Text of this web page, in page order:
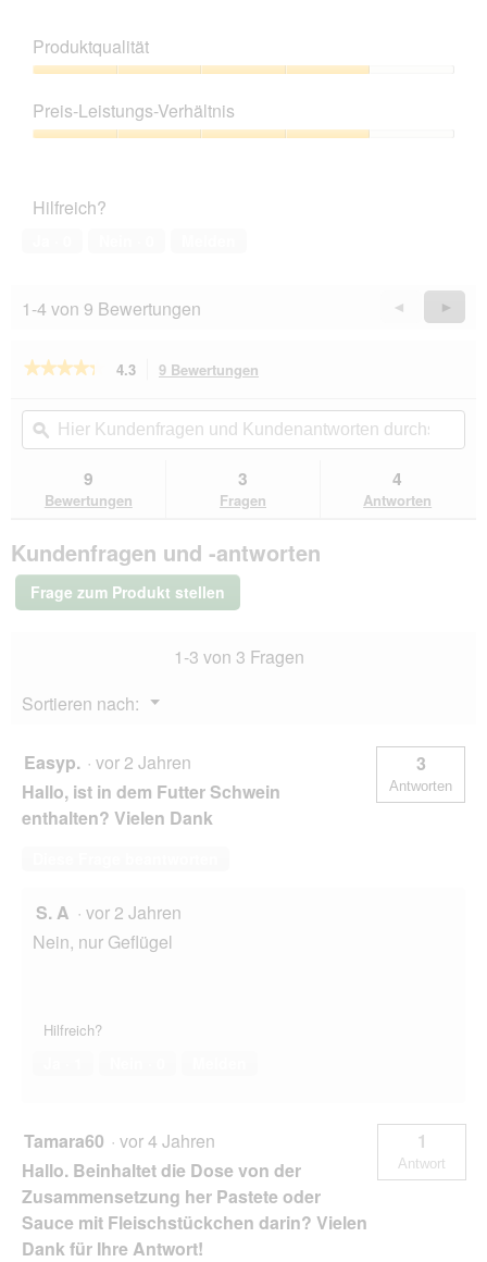
Produktqualität
4
von
5
Preis-Leistungs-Verhältnis
4
Hilfreich?
1-4 von 9 Bewertungen
Zurück
Reviews
◄
Weiter
►
★★★★★
★★★★★
5
lesen
MAC's
Katze,
Urinary,
Huhn
4.3 9 Bewertungen
Aktion
navigierst
du
den
Bewertungen.
Hier
Kundenfragen
und
Kundenantworten
durchsuchen
ϙ
9
Bewertungen
3
Fragen
4
Antworten
Kundenfragen und -antworten
Frage zum Produkt stellen
1-3 von 3 Fragen
Sortieren nach:
▼
Menü
Easyp. · vor 2 Jahren
Hallo, ist in dem Futter Schwein
enthalten? Vielen Dank
3
Antworten
S. A · vor 2 Jahren
Nein, nur Geflügel
Hilfreich?
Tamara60 · vor 4 Jahren
Hallo. Beinhaltet die Dose von der
Zusammensetzung her Pastete oder
Sauce mit Fleischstückchen darin? Vielen
Dank für Ihre Antwort!
1
Antwort